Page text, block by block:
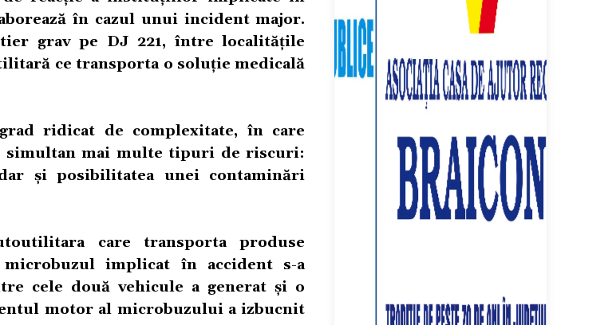
în cazul unui incident major.
grav pe DJ 221, între localitățile
ce transporta o soluție medicală
ridicat de complexitate, în care
simultan mai multe tipuri de riscuri:
și posibilitatea unei contaminări
care transporta produse
implicat în accident s-a
cele două vehicule a generat și o
motor al microbuzului a izbucnit